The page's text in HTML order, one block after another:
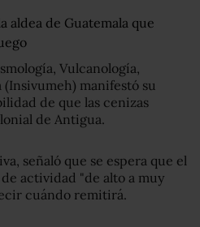
aldea de Guatemala que
Vulcanología,
manifestó su
de que las cenizas
de Antigua.
señaló que se espera que el
actividad "de alto a muy
cuándo remitirá.